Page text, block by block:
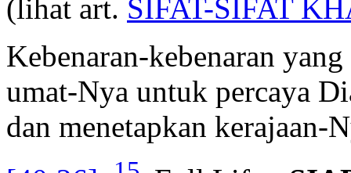
(lihat art. SIFAT-SIFAT
Kebenaran-kebenaran
umat-Nya untuk percaya
dan menetapkan kerajaan-